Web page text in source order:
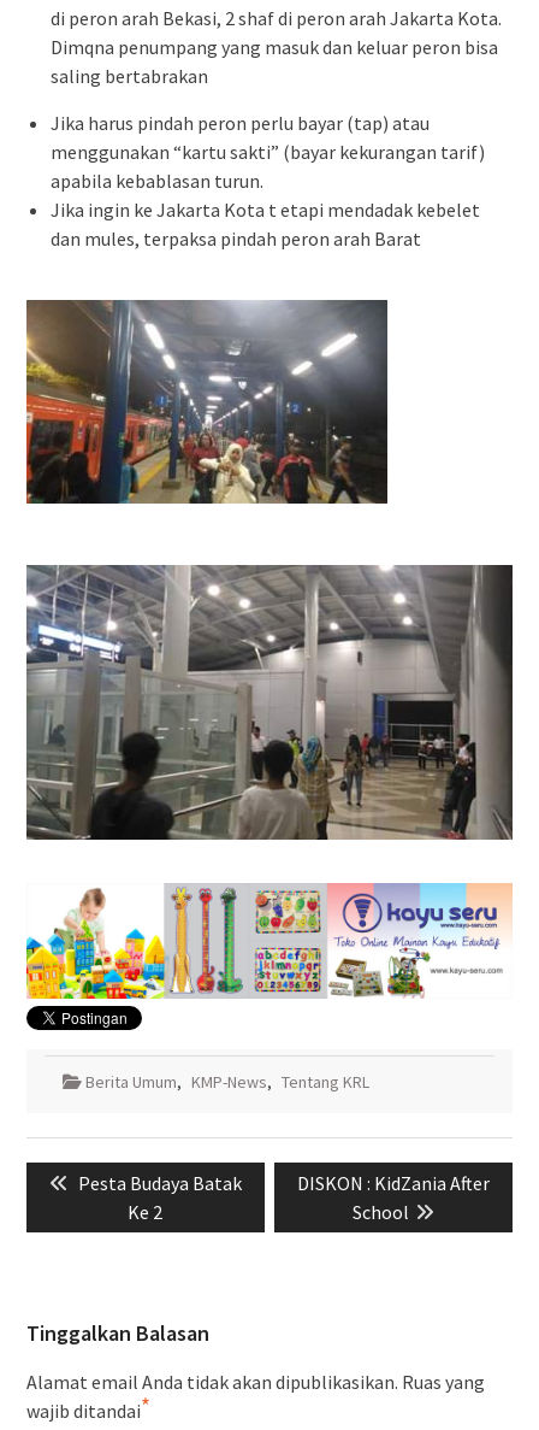
di peron arah Bekasi, 2 shaf di peron arah Jakarta Kota.
Dimqna penumpang yang masuk dan keluar peron bisa
saling bertabrakan
Jika harus pindah peron perlu bayar (tap) atau
menggunakan “kartu sakti” (bayar kekurangan tarif)
apabila kebablasan turun.
Jika ingin ke Jakarta Kota t etapi mendadak kebelet
dan mules, terpaksa pindah peron arah Barat
Berita Umum, KMP-News, Tentang KRL
Navigasi
pos
Previous
Pesta Budaya Batak
Ke 2
Next
DISKON : KidZania After
School
Tinggalkan Balasan
Alamat email Anda tidak akan dipublikasikan. Ruas yang
wajib ditandai*